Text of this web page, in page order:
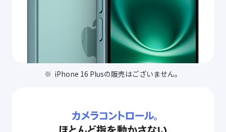
iPhone 16 Plusの販売はございません。